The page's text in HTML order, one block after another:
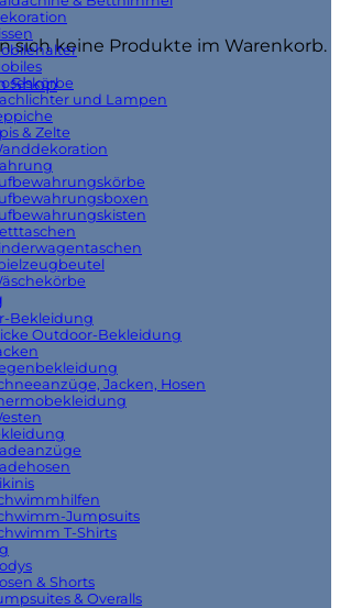
sich keine Produkte im Warenkorb.
Shop
und Lampen
& Zelte
Bekleidung
Outdoor-Bekleidung
Jacken, Hosen
Jumpsuits
T-Shirts
& Shorts
& Overalls